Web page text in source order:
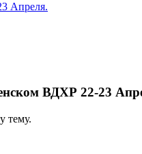
Апреля.
ВДХР 22-23
тему.